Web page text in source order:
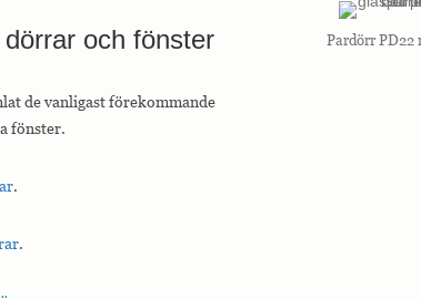
och fönster
de vanligast förekommande
fönster.
.
.
Pardörr PD22